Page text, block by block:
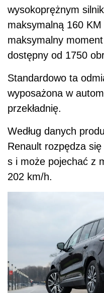
wysokoprężnym
maksymalną 160
maksymalny
dostępny od 1750
Standardowo ta
wyposażona w
przekładnię.
Według danych
Renault rozpędza
s i może pojechać z
202 km/h.